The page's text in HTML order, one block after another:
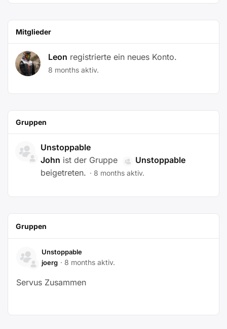
Mitglieder
Leon registrierte ein neues Konto.
8 months aktiv.
Gruppen
Unstoppable
John ist der Gruppe
Unstoppable
beigetreten.
8 months aktiv.
Gruppen
Unstoppable
joerg
8 months aktiv.
Servus Zusammen